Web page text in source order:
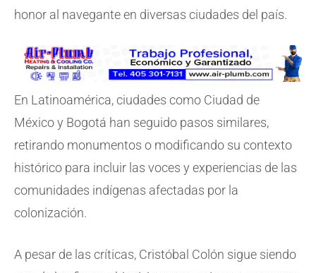
honor al navegante en diversas ciudades del país.
En Latinoamérica, ciudades como Ciudad de
México y Bogotá han seguido pasos similares,
retirando monumentos o modificando su contexto
histórico para incluir las voces y experiencias de las
comunidades indígenas afectadas por la
colonización.
A pesar de las críticas, Cristóbal Colón sigue siendo